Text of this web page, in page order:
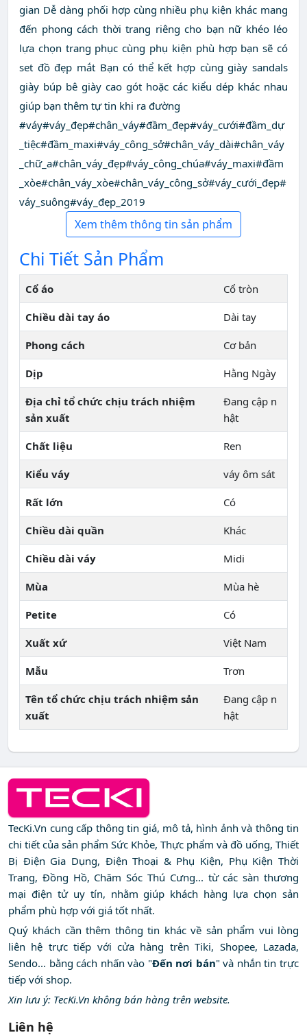
gian Dễ dàng phối hợp cùng nhiều phụ kiện khác mang
đến phong cách thời trang riêng cho bạn nữ khéo léo
lựa chọn trang phục cùng phụ kiện phù hợp bạn sẽ có
set đồ đẹp mắt Bạn có thể kết hợp cùng giày sandals
giày búp bê giày cao gót hoặc các kiểu dép khác nhau
giúp bạn thêm tự tin khi ra đường
#váy#váy_đẹp#chân_váy#đầm_đẹp#váy_cưới#đầm_dự
_tiệc#đầm_maxi#váy_công_sở#chân_váy_dài#chân_váy
_chữ_a#chân_váy_đẹp#váy_công_chúa#váy_maxi#đầm
_xòe#chân_váy_xòe#chân_váy_công_sở#váy_cưới_đẹp#
váy_suông#váy_đẹp_2019
Xem thêm thông tin sản phẩm
Chi Tiết Sản Phẩm
Cổ áo Cổ tròn
Chiều dài tay áo Dài tay
Phong cách Cơ bản
Dịp Hằng Ngày
Địa chỉ tổ chức chịu trách nhiệm
sản xuất
Đang cập n
hật
Chất liệu Ren
Kiểu váy váy ôm sát
Rất lớn Có
Chiều dài quần Khác
Chiều dài váy Midi
Mùa Mùa hè
Petite Có
Xuất xứ Việt Nam
Mẫu Trơn
Tên tổ chức chịu trách nhiệm sản
xuất
Đang cập n
hật
TecKi.Vn cung cấp thông tin giá, mô tả, hình ảnh và thông tin
chi tiết của sản phẩm Sức Khỏe, Thực phẩm và đồ uống, Thiết
Bị Điện Gia Dụng, Điện Thoại & Phụ Kiện, Phụ Kiện Thời
Trang, Đồng Hồ, Chăm Sóc Thú Cưng... từ các sàn thương
mại điện tử uy tín, nhằm giúp khách hàng lựa chọn sản
phẩm phù hợp với giá tốt nhất.
Quý khách cần thêm thông tin khác về sản phẩm vui lòng
liên hệ trực tiếp với cửa hàng trên Tiki, Shopee, Lazada,
Sendo... bằng cách nhấn vào "Đến nơi bán" và nhắn tin trực
tiếp với shop.
Xin lưu ý: TecKi.Vn không bán hàng trên website.
Liên hệ